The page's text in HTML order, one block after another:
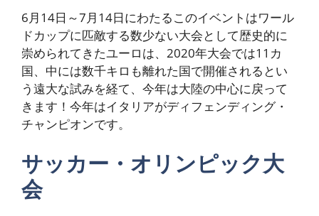
6月14日～7月14日にわたるこのイベントはワール
ドカップに匹敵する数少ない大会として歴史的に
崇められてきたユーロは、2020年大会では11カ
国、中には数千キロも離れた国で開催されるとい
う遠大な試みを経て、今年は大陸の中心に戻って
きます！今年はイタリアがディフェンディング・
チャンピオンです。
サッカー・オリンピック大
会